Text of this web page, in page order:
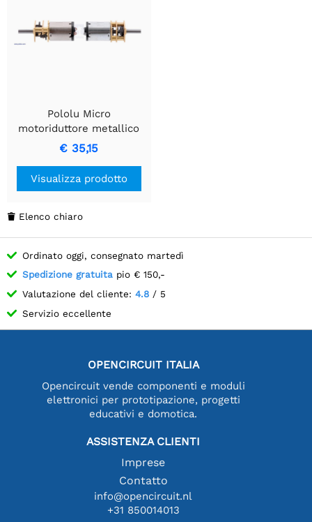
Pololu Micro
motoriduttore metallico
100:1 MP 6V con albero
motore esteso
€ 35,15
Visualizza prodotto
 Elenco chiaro
Ordinato oggi, consegnato martedì
Spedizione gratuita pio € 150,-
Valutazione del cliente: 4.8 / 5
Servizio eccellente
OPENCIRCUIT ITALIA
Opencircuit vende componenti e moduli
elettronici per prototipazione, progetti
educativi e domotica.
ASSISTENZA CLIENTI
Imprese
Contatto
info@opencircuit.nl
+31 850014013